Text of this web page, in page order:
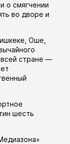
о смягчении
во дворе и
Оше,
стране —
шесть